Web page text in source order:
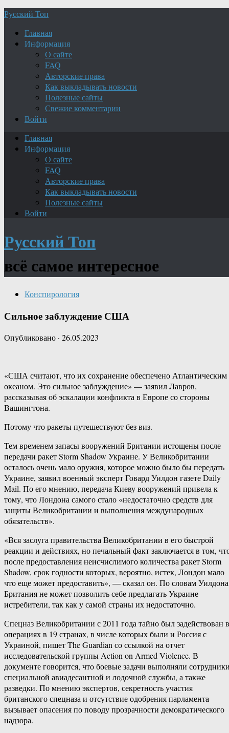
Русский Топ
Главная
Информация
О сайте
FAQ
Авторские права
Как выкладывать новости
Полезные сайты
Свежие комментарии
Войти
Главная
Информация
О сайте
FAQ
Авторские права
Как выкладывать новости
Полезные сайты
Войти
Русский Топ
всё самое интересное
Конспирология
Сильное заблуждение США
Опубликовано · 26.05.2023
«США считают, что их сохранение обеспечено Атлантическим
океаном. Это сильное заблуждение» — заявил Лавров,
рассказывая об эскалации конфликта в Европе со стороны
Вашингтона.
Потому что ракеты путешествуют без виз.
Тем временем запасы вооружений Британии истощены после
передачи ракет Storm Shadow Украине. У Великобритании
осталось очень мало оружия, которое можно было бы передать
Украине, заявил военный эксперт Говард Уилдон газете Daily
Mail. По его мнению, передача Киеву вооружений привела к
тому, что Лондона самого стало «недостаточно средств для
защиты Великобритании и выполнения международных
обязательств».
«Вся заслуга правительства Великобритании в его быстрой
реакции и действиях, но печальный факт заключается в том,
после предоставления неисчислимого количества ракет Storm
Shadow, срок годности которых, вероятно, истек, Лондон мало
что еще может предоставить», — сказал он. По словам
Британия не может позволить себе предлагать Украине
истребители, так как у самой страны их недостаточно.
Спецназ Великобритании с 2011 года тайно был задействован в
операциях в 19 странах, в числе которых были и Россия с
Украиной, пишет The Guardian со ссылкой на отчет
исследовательской группы Action on Armed Violence. В
документе говорится, что боевые задачи выполняли
специальной авиадесантной и лодочной службы, а также
разведки. По мнению экспертов, секретность участия
британского спецназа и отсутствие одобрения парламента
вызывает опасения по поводу прозрачности демократического
надзора.